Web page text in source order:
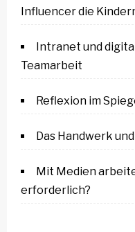
Influencer die
Intranet und
Teamarbeit
Reflexion im
Das Handwerk
Mit Medien
erforderlich?